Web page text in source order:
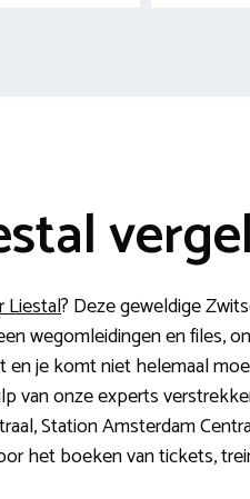
Liestal? Deze geweldige
wegomleidingen en files,
je komt niet helemaal
van onze experts
Station Amsterdam
het boeken van tickets,